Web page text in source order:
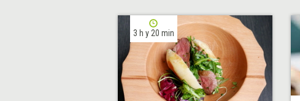
3 h y 20 min